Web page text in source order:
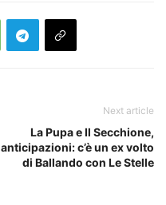
Next article
La Pupa e Il Secchione,
anticipazioni: c’è un ex volto
di Ballando con Le Stelle